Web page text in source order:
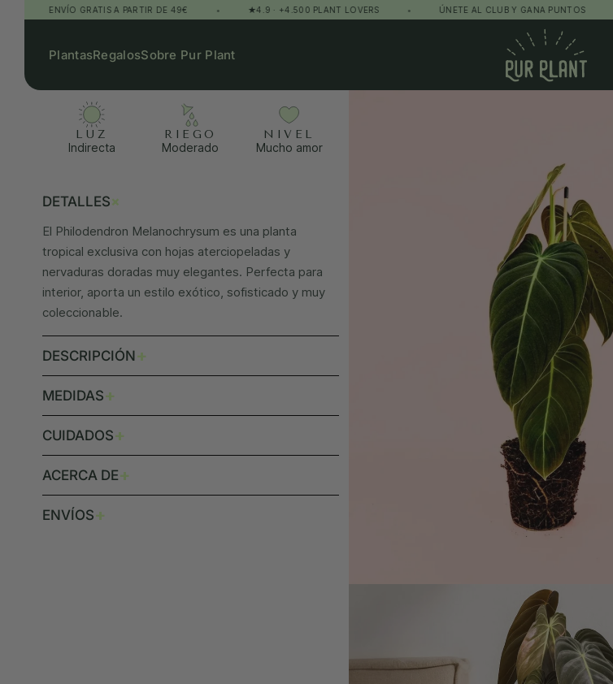
ENVÍO GRATIS A PARTIR DE 49€ • ★4.9 · +4.500 PLANT LOVERS • ÚNETE AL CLUB Y GANA PUNTOS •
PlantasRegalosSobre Pur Plant
Pur Plant
LUZ
Indirecta
RIEGO
Moderado
NIVEL
Mucho amor
DETALLES+
El Philodendron Melanochrysum es una planta
tropical exclusiva con hojas aterciopeladas y
nervaduras doradas muy elegantes. Perfecta para
interior, aporta un estilo exótico, sofisticado y muy
coleccionable.
DESCRIPCIÓN +
MEDIDAS+
CUIDADOS+
ACERCA DE+
ENVÍOS+